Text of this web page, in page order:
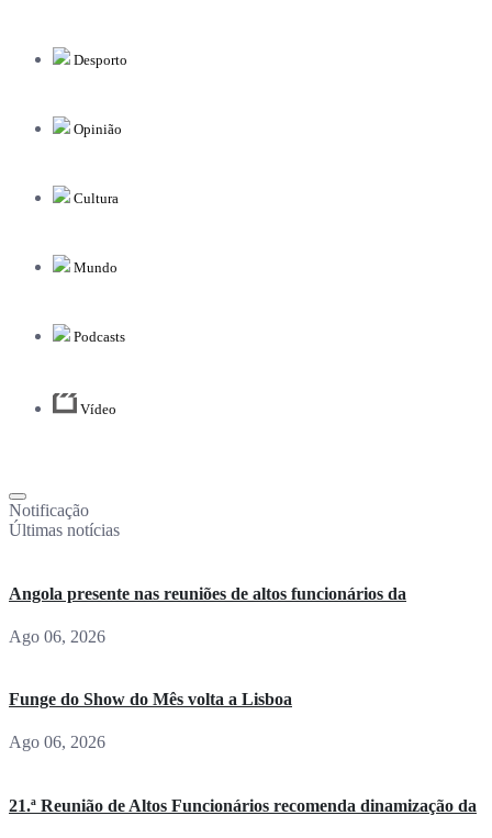
Desporto
Opinião
Cultura
Mundo
Podcasts
Vídeo
Notificação
Últimas notícias
Angola presente nas reuniões de altos funcionários da
Ago 06, 2026
Funge do Show do Mês volta a Lisboa
Ago 06, 2026
21.ª Reunião de Altos Funcionários recomenda dinamização da